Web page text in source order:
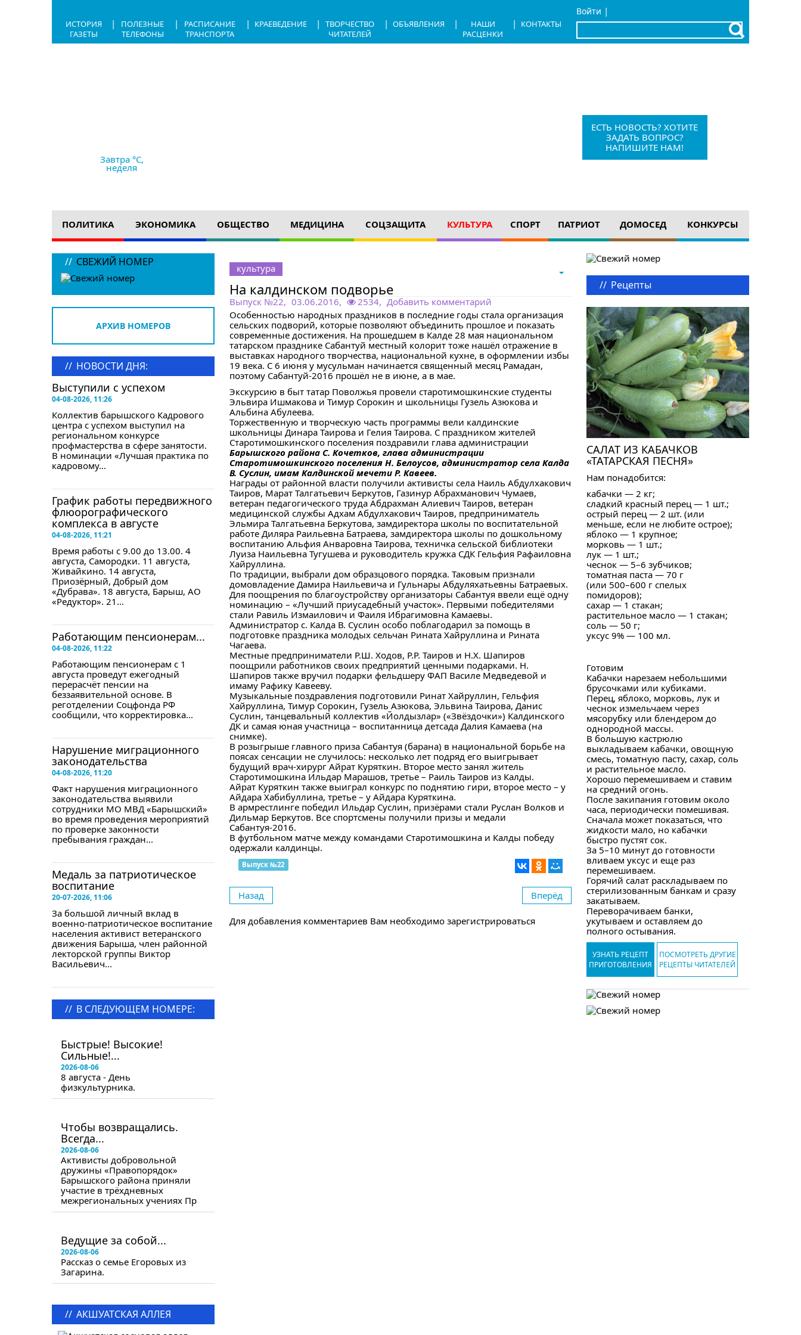
Войти |
x
ИСТОРИЯ
ГАЗЕТЫ
|
ПОЛЕЗНЫЕ
ТЕЛЕФОНЫ
|
РАСПИСАНИЕ
ТРАНСПОРТА
| КРАЕВЕДЕНИЕ |
ТВОРЧЕСТВО
ЧИТАТЕЛЕЙ
| ОБЪЯВЛЕНИЯ |
НАШИ
РАСЦЕНКИ
| КОНТАКТЫ
Завтра °C,
неделя
ЕСТЬ НОВОСТЬ? ХОТИТЕ
ЗАДАТЬ ВОПРОС?
НАПИШИТЕ НАМ!
ПОЛИТИКА ЭКОНОМИКА ОБЩЕСТВО МЕДИЦИНА СОЦЗАЩИТА КУЛЬТУРА СПОРТ ПАТРИОТ ДОМОСЕД КОНКУРСЫ
// СВЕЖИЙ НОМЕР
АРХИВ НОМЕРОВ
// НОВОСТИ ДНЯ:
Выступили с успехом
04-08-2026, 11:26
Коллектив барышского Кадрового
центра с успехом выступил на
региональном конкурсе
профмастерства в сфере занятости.
В номинации «Лучшая практика по
кадровому...
График работы передвижного
флюорографического
комплекса в августе
04-08-2026, 11:21
Время работы с 9.00 до 13.00. 4
августа, Самородки. 11 августа,
Живайкино. 14 августа,
Приозёрный, Добрый дом
«Дубрава». 18 августа, Барыш, АО
«Редуктор». 21...
Работающим пенсионерам...
04-08-2026, 11:22
Работающим пенсионерам с 1
августа проведут ежегодный
перерасчёт пенсии на
беззаявительной основе. В
реготделении Соцфонда РФ
сообщили, что корректировка...
Нарушение миграционного
законодательства
04-08-2026, 11:20
Факт нарушения миграционного
законодательства выявили
сотрудники МО МВД «Барышский»
во время проведения мероприятий
по проверке законности
пребывания граждан...
Медаль за патриотическое
воспитание
20-07-2026, 11:06
За большой личный вклад в
военно-патриотическое воспитание
населения активист ветеранского
движения Барыша, член районной
лекторской группы Виктор
Васильевич...
// В СЛЕДУЮЩЕМ НОМЕРЕ:
Быстрые! Высокие!
Сильные!...
2026-08-06
8 августа - День
физкультурника.
Чтобы возвращались.
Всегда...
2026-08-06
Активисты добровольной
дружины «Правопорядок»
Барышского района приняли
участие в трёхдневных
межрегиональных учениях Пр
Ведущие за собой...
2026-08-06
Рассказ о семье Егоровых из
Загарина.
// АКШУАТСКАЯ АЛЛЕЯ
культура
На калдинском подворье
Выпуск №22, 03.06.2016, 2534, Добавить комментарий
Особенностью народных праздников в последние годы стала организация
сельских подворий, которые позволяют объединить прошлое и показать
современные достижения. На прошедшем в Калде 28 мая национальном
татарском празднике Сабантуй местный колорит тоже нашёл отражение в
выставках народного творчества, национальной кухне, в оформлении избы
19 века. С 6 июня у мусульман начинается священный месяц Рамадан,
поэтому Сабантуй-2016 прошёл не в июне, а в мае.
Экскурсию в быт татар Поволжья провели старотимошкинские студенты
Эльвира Ишмакова и Тимур Сорокин и школьницы Гузель Азюкова и
Альбина Абулеева.
Торжественную и творческую часть программы вели калдинские
школьницы Динара Таирова и Гелия Таирова. С праздником жителей
Старотимошкинского поселения поздравили глава администрации
Барышского района С. Кочетков, глава администрации
Старотимошкинского поселения Н. Белоусов, администратор села Калда
В. Суслин, имам Калдинской мечети Р. Кавеев.
Награды от районной власти получили активисты села Наиль Абдулхакович
Таиров, Марат Талгатьевич Беркутов, Газинур Абрахманович Чумаев,
ветеран педагогического труда Абдрахман Алиевич Таиров, ветеран
медицинской службы Адхам Абдулхакович Таиров, предприниматель
Эльмира Талгатьевна Беркутова, замдиректора школы по воспитательной
работе Диляра Раильевна Батраева, замдиректора школы по дошкольному
воспитанию Альфия Анваровна Таирова, техничка сельской библиотеки
Луиза Наильевна Тугушева и руководитель кружка СДК Гельфия Рафаиловна
Хайруллина.
По традиции, выбрали дом образцового порядка. Таковым признали
домовладение Дамира Наильевича и Гульнары Абдуляхатьевны Батраевых.
Для поощрения по благоустройству организаторы Сабантуя ввели ещё одну
номинацию – «Лучший приусадебный участок». Первыми победителями
стали Равиль Измаилович и Фаиля Ибрагимовна Камаевы.
Администратор с. Калда В. Суслин особо поблагодарил за помощь в
подготовке праздника молодых сельчан Рината Хайруллина и Рината
Чагаева.
Местные предприниматели Р.Ш. Ходов, Р.Р. Таиров и Н.Х. Шапиров
поощрили работников своих предприятий ценными подарками. Н.
Шапиров также вручил подарки фельдшеру ФАП Василе Медведевой и
имаму Рафику Кавееву.
Музыкальные поздравления подготовили Ринат Хайруллин, Гельфия
Хайруллина, Тимур Сорокин, Гузель Азюкова, Эльвина Таирова, Данис
Суслин, танцевальный коллектив «Йолдызлар» («Звёздочки») Калдинского
ДК и самая юная участница – воспитанница детсада Далия Камаева (на
снимке).
В розыгрыше главного приза Сабантуя (барана) в национальной борьбе на
поясах сенсации не случилось: несколько лет подряд его выигрывает
будущий врач-хирург Айрат Куряткин. Второе место занял житель
Старотимошкина Ильдар Марашов, третье – Раиль Таиров из Калды.
Айрат Куряткин также выиграл конкурс по поднятию гири, второе место – у
Айдара Хабибуллина, третье – у Айдара Куряткина.
В армрестлинге победил Ильдар Суслин, призёрами стали Руслан Волков и
Дильмар Беркутов. Все спортсмены получили призы и медали
Сабантуя-2016.
В футбольном матче между командами Старотимошкина и Калды победу
одержали калдинцы.
Выпуск №22
Назад Вперёд
Для добавления комментариев Вам необходимо зарегистрироваться
// Рецепты
САЛАТ ИЗ КАБАЧКОВ
«ТАТАРСКАЯ ПЕСНЯ»
Нам понадобится:
кабачки — 2 кг;
сладкий красный перец — 1 шт.;
острый перец — 2 шт. (или
меньше, если не любите острое);
яблоко — 1 крупное;
морковь — 1 шт.;
лук — 1 шт.;
чеснок — 5–6 зубчиков;
томатная паста — 70 г
(или 500–600 г спелых
помидоров);
сахар — 1 стакан;
растительное масло — 1 стакан;
соль — 50 г;
уксус 9% — 100 мл.
Готовим
Кабачки нарезаем небольшими
брусочками или кубиками.
Перец, яблоко, морковь, лук и
чеснок измельчаем через
мясорубку или блендером до
однородной массы.
В большую кастрюлю
выкладываем кабачки, овощную
смесь, томатную пасту, сахар, соль
и растительное масло.
Хорошо перемешиваем и ставим
на средний огонь.
После закипания готовим около
часа, периодически помешивая.
Сначала может показаться, что
жидкости мало, но кабачки
быстро пустят сок.
За 5–10 минут до готовности
вливаем уксус и еще раз
перемешиваем.
Горячий салат раскладываем по
стерилизованным банкам и сразу
закатываем.
Переворачиваем банки,
укутываем и оставляем до
полного остывания.
УЗНАТЬ РЕЦЕПТ
ПРИГОТОВЛЕНИЯ
ПОСМОТРЕТЬ ДРУГИЕ
РЕЦЕПТЫ ЧИТАТЕЛЕЙ